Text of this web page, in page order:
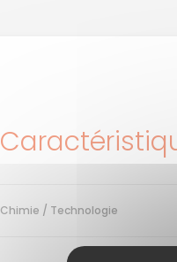
Chimie / Technologie